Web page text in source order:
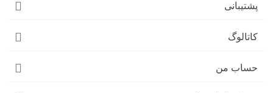
پشتیبانی
کاتالوگ
حساب من